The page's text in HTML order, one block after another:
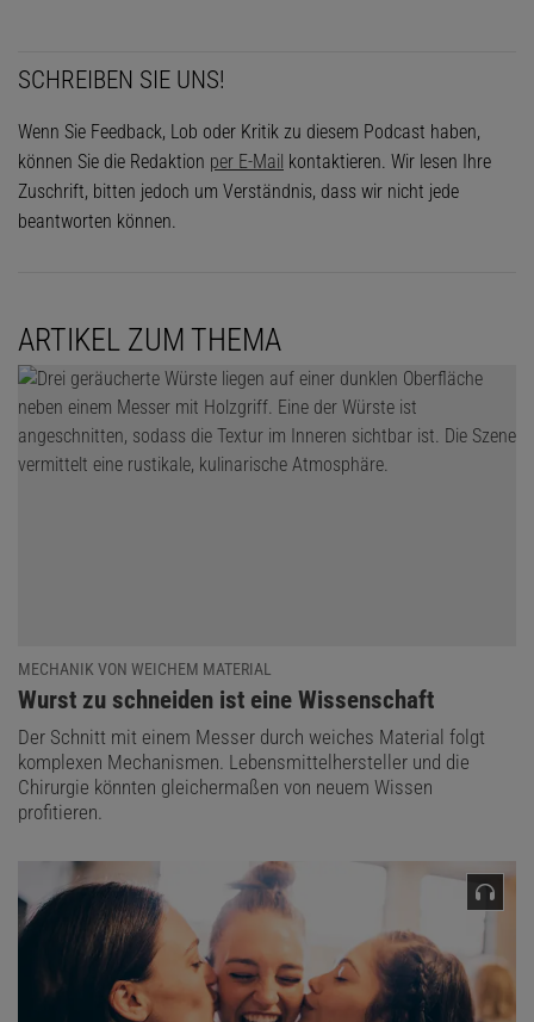
SCHREIBEN SIE UNS!
Wenn Sie Feedback, Lob oder Kritik zu diesem Podcast haben,
können Sie die Redaktion per E-Mail kontaktieren. Wir lesen Ihre
Zuschrift, bitten jedoch um Verständnis, dass wir nicht jede
beantworten können.
ARTIKEL ZUM THEMA
MECHANIK VON WEICHEM MATERIAL
:
Wurst zu schneiden ist eine Wissenschaft
Der Schnitt mit einem Messer durch weiches Material folgt
komplexen Mechanismen. Lebensmittelhersteller und die
Chirurgie könnten gleichermaßen von neuem Wissen
profitieren.